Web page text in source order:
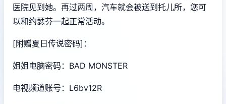
医院见到她。再过两周，汽车就会被送到托儿所，您可
以和约瑟芬一起正常活动。
[附赠夏日传说密码]：
姐姐电脑密码：BAD MONSTER
电视频道账号：L6bv12R